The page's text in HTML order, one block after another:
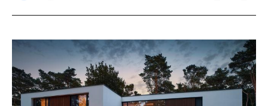
c
b
k
i
t
e
r
o
o
u
t
o
i
n